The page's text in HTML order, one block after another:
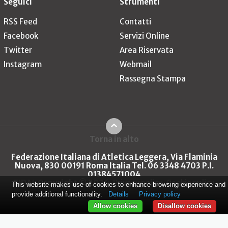
RSS Feed
Facebook
Twitter
Instagram
Contatti
Servizi Online
Area Riservata
Webmail
Rassegna Stampa
Torna in alto
Federazione Italiana di Atletica Leggera, Via Flaminia
Nuova, 830 00191 Roma Italia Tel. 06 3348 4703 P.I.
01384571004
FIDAL Copyright © 2026 Privacy policy Cookie policy
This website makes use of cookies to enhance browsing experience and
provide additional functionality.
Details
Privacy policy
Disallow cookies
Allow cookies